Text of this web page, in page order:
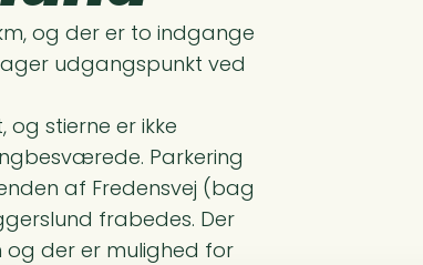
og der er to indgange
udgangspunkt ved
stierne er ikke
Parkering
af Fredensvej (bag
frabedes. Der
der er mulighed for